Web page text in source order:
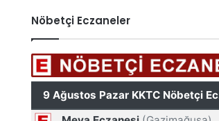
Nöbetçi Eczaneler